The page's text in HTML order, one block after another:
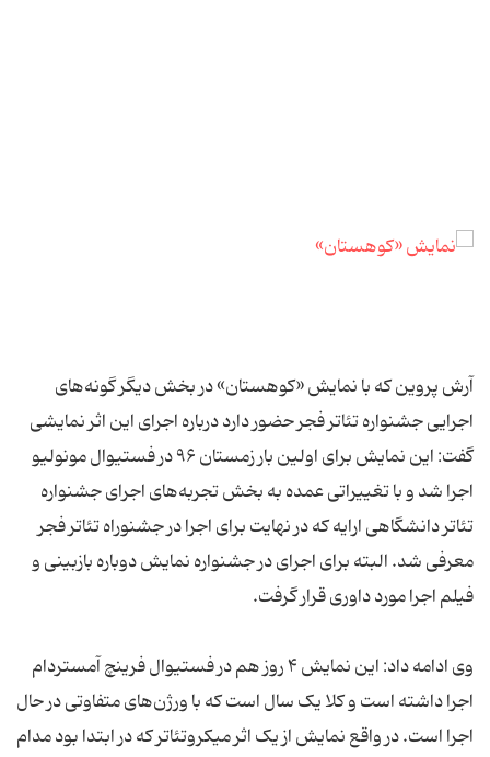
آرش پروین که با نمایش «کوهستان» در بخش دیگر گونه‌های
اجرایی جشنواره تئاتر فجر حضور دارد درباره اجرای این اثر نمایشی
گفت: این نمایش برای اولین بار زمستان ۹۶ در فستیوال مونولیو
اجرا شد و با تغییراتی عمده به بخش تجربه‌های اجرای جشنواره
تئاتر دانشگاهی ارایه که در نهایت برای اجرا در جشنوراه تئاتر فجر
معرفی شد. البته برای اجرای در جشنواره نمایش دوباره بازبینی و
فیلم اجرا مورد داوری قرار گرفت.
وی ادامه داد: این نمایش ۴ روز هم در فستیوال فرینچ آمستردام
اجرا داشته است و کلا یک سال است که با ورژن‌های متفاوتی در حال
اجرا است. در واقع نمایش از یک اثر میکروتئاتر که در ابتدا بود مدام